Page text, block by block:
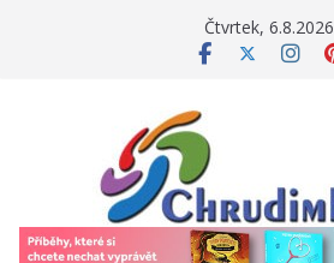
Čtvrtek, 6.8.2026